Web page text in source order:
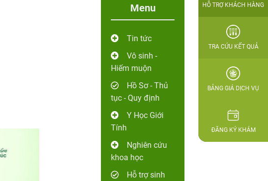
Menu
Tin tức
Vô sinh -
Hiếm muộn
Hồ Sơ - Thủ
tục - Quy định
Y Học Giới
Tính
Nghiên cứu
khoa học
Hỗ trợ sinh
HỖ TRỢ KHÁCH HÀNG
TRA CỨU KẾT QUẢ
BẢNG GIÁ DỊCH VỤ
ĐĂNG KÝ KHÁM